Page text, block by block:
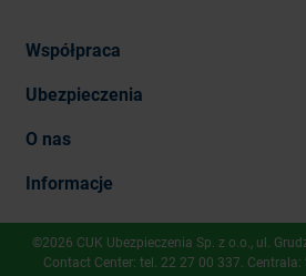
Współpraca
Ubezpieczenia
O nas
Informacje
©2026 CUK Ubezpieczenia Sp. z o.o., ​ul.
Contact Center: tel. 22 27 00 337 . Centrala: